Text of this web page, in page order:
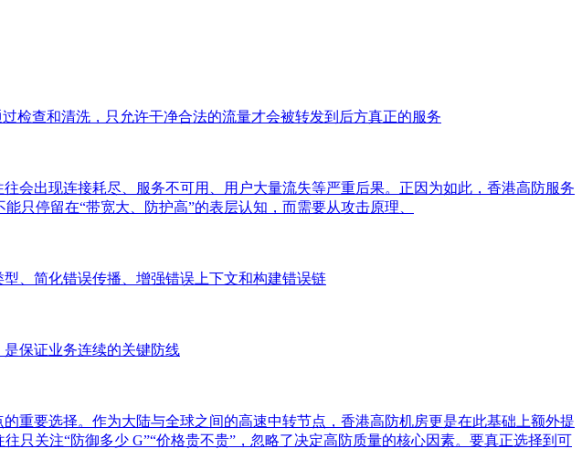
检查和清洗，只允许干净合法的流量才会被转发到后方真正的服务
会出现连接耗尽、服务不可用、用户大量流失等严重后果。正因为如此，香港高防服务
只停留在“带宽大、防护高”的表层认知，而需要从攻击原理、
、简化错误传播、增强错误上下文和构建错误链
保证业务连续的关键防线
重要选择。作为大陆与全球之间的高速中转节点，香港高防机房更是在此基础上额外提
只关注“防御多少 G”“价格贵不贵”，忽略了决定高防质量的核心因素。要真正选择到可